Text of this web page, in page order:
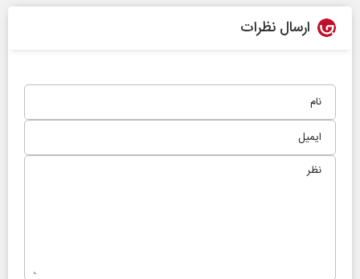
ارسال نظرات